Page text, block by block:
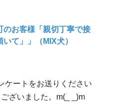
のお客様「親切丁寧で接
いて」」（MIX犬）
ートをお送りください
ざいました。m(_ _)m